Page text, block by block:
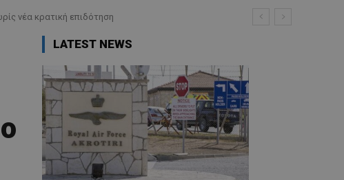
νέα κρατική επιδότηση
LATEST NEWS